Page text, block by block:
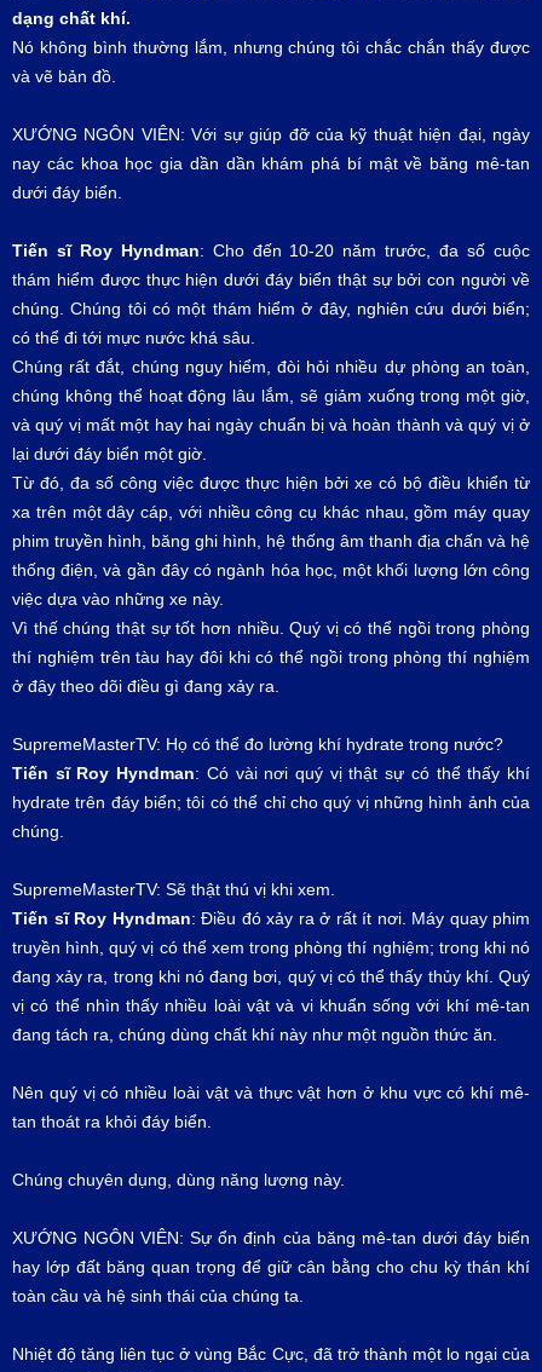
dạng chất khí.
Nó không bình thường lắm, nhưng chúng tôi chắc chắn thấy được
và vẽ bản đồ.
XƯỚNG NGÔN VIÊN: Với sự giúp đỡ của kỹ thuật hiện đại, ngày
nay các khoa học gia dần dần khám phá bí mật về băng mê-tan
dưới đáy biển.
Tiến sĩ Roy Hyndman: Cho đến 10-20 năm trước, đa số cuộc
thám hiểm được thực hiện dưới đáy biển thật sự bởi con người về
chúng. Chúng tôi có một thám hiểm ở đây, nghiên cứu dưới biển;
có thể đi tới mực nước khá sâu.
Chúng rất đắt, chúng nguy hiểm, đòi hỏi nhiều dự phòng an toàn,
chúng không thể hoạt động lâu lắm, sẽ giảm xuống trong một giờ,
và quý vị mất một hay hai ngày chuẩn bị và hoàn thành và quý vị ở
lại dưới đáy biển một giờ.
Từ đó, đa số công việc được thực hiện bởi xe có bộ điều khiển từ
xa trên một dây cáp, với nhiều công cụ khác nhau, gồm máy quay
phim truyền hình, băng ghi hình, hệ thống âm thanh địa chấn và hệ
thống điện, và gần đây có ngành hóa học, một khối lượng lớn công
việc dựa vào những xe này.
Vì thế chúng thật sự tốt hơn nhiều. Quý vị có thể ngồi trong phòng
thí nghiệm trên tàu hay đôi khi có thể ngồi trong phòng thí nghiệm
ở đây theo dõi điều gì đang xảy ra.
SupremeMasterTV: Họ có thể đo lường khí hydrate trong nước?
Tiến sĩ Roy Hyndman: Có vài nơi quý vị thật sự có thể thấy khí
hydrate trên đáy biển; tôi có thể chỉ cho quý vị những hình ảnh của
chúng.
SupremeMasterTV: Sẽ thật thú vị khi xem.
Tiến sĩ Roy Hyndman: Điều đó xảy ra ở rất ít nơi. Máy quay phim
truyền hình, quý vị có thể xem trong phòng thí nghiệm; trong khi nó
đang xảy ra, trong khi nó đang bơi, quý vị có thể thấy thủy khí. Quý
vị có thể nhìn thấy nhiều loài vật và vi khuẩn sống với khí mê-tan
đang tách ra, chúng dùng chất khí này như một nguồn thức ăn.
Nên quý vị có nhiều loài vật và thực vật hơn ở khu vực có khí mê-
tan thoát ra khỏi đáy biển.
Chúng chuyên dụng, dùng năng lượng này.
XƯỚNG NGÔN VIÊN: Sự ổn định của băng mê-tan dưới đáy biển
hay lớp đất băng quan trọng để giữ cân bằng cho chu kỳ thán khí
toàn cầu và hệ sinh thái của chúng ta.
Nhiệt độ tăng liên tục ở vùng Bắc Cực, đã trở thành một lo ngại của